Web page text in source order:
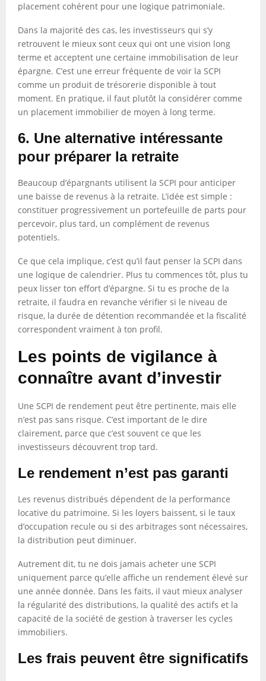
placement cohérent pour une logique patrimoniale.
Dans la majorité des cas, les investisseurs qui s’y
retrouvent le mieux sont ceux qui ont une vision long
terme et acceptent une certaine immobilisation de leur
épargne. C’est une erreur fréquente de voir la SCPI
comme un produit de trésorerie disponible à tout
moment. En pratique, il faut plutôt la considérer comme
un placement immobilier de moyen à long terme.
6. Une alternative intéressante
pour préparer la retraite
Beaucoup d’épargnants utilisent la SCPI pour anticiper
une baisse de revenus à la retraite. L’idée est simple :
constituer progressivement un portefeuille de parts pour
percevoir, plus tard, un complément de revenus
potentiels.
Ce que cela implique, c’est qu’il faut penser la SCPI dans
une logique de calendrier. Plus tu commences tôt, plus tu
peux lisser ton effort d’épargne. Si tu es proche de la
retraite, il faudra en revanche vérifier si le niveau de
risque, la durée de détention recommandée et la fiscalité
correspondent vraiment à ton profil.
Les points de vigilance à
connaître avant d’investir
Une SCPI de rendement peut être pertinente, mais elle
n’est pas sans risque. C’est important de le dire
clairement, parce que c’est souvent ce que les
investisseurs découvrent trop tard.
Le rendement n’est pas garanti
Les revenus distribués dépendent de la performance
locative du patrimoine. Si les loyers baissent, si le taux
d’occupation recule ou si des arbitrages sont nécessaires,
la distribution peut diminuer.
Autrement dit, tu ne dois jamais acheter une SCPI
uniquement parce qu’elle affiche un rendement élevé sur
une année donnée. Dans les faits, il vaut mieux analyser
la régularité des distributions, la qualité des actifs et la
capacité de la société de gestion à traverser les cycles
immobiliers.
Les frais peuvent être significatifs